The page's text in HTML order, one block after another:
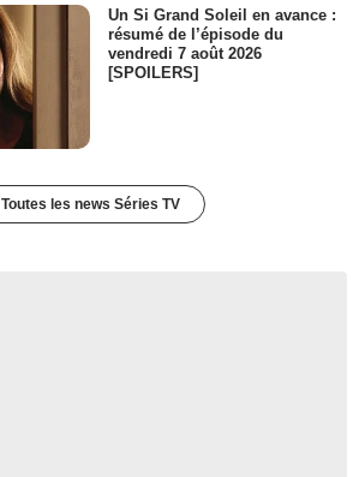
Un Si Grand Soleil en avance :
résumé de l’épisode du
vendredi 7 août 2026
[SPOILERS]
Toutes les news Séries TV